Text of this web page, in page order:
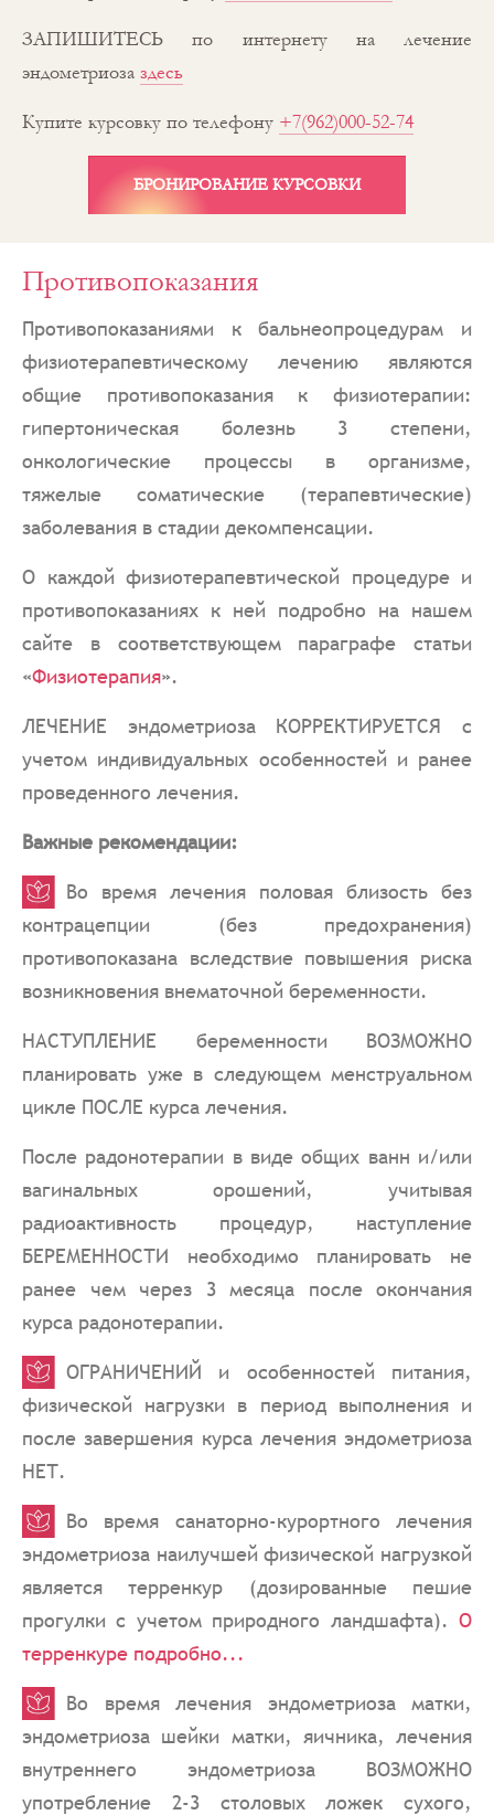
ЗАПИШИТЕСЬ по интернету на лечение
эндометриоза здесь
Купите курсовку по телефону +7(962)000-52-74
БРОНИРОВАНИЕ КУРСОВКИ
Противопоказания
Противопоказаниями к бальнеопроцедурам и
физиотерапевтическому лечению являются
общие противопоказания к физиотерапии:
гипертоническая болезнь 3 степени,
онкологические процессы в организме,
тяжелые соматические (терапевтические)
заболевания в стадии декомпенсации.
О каждой физиотерапевтической процедуре и
противопоказаниях к ней подробно на нашем
сайте в соответствующем параграфе статьи
«Физиотерапия».
ЛЕЧЕНИЕ эндометриоза КОРРЕКТИРУЕТСЯ с
учетом индивидуальных особенностей и ранее
проведенного лечения.
Важные рекомендации:
Во время лечения половая близость без
контрацепции (без предохранения)
противопоказана вследствие повышения риска
возникновения внематочной беременности.
НАСТУПЛЕНИЕ беременности ВОЗМОЖНО
планировать уже в следующем менструальном
цикле ПОСЛЕ курса лечения.
После радонотерапии в виде общих ванн и/или
вагинальных орошений, учитывая
радиоактивность процедур, наступление
БЕРЕМЕННОСТИ необходимо планировать не
ранее чем через 3 месяца после окончания
курса радонотерапии.
ОГРАНИЧЕНИЙ и особенностей питания,
физической нагрузки в период выполнения и
после завершения курса лечения эндометриоза
НЕТ.
Во время санаторно-курортного лечения
эндометриоза наилучшей физической нагрузкой
является терренкур (дозированные пешие
прогулки с учетом природного ландшафта). О
терренкуре подробно...
Во время лечения эндометриоза матки,
эндометриоза шейки матки, яичника, лечения
внутреннего эндометриоза ВОЗМОЖНО
употребление 2-3 столовых ложек сухого,